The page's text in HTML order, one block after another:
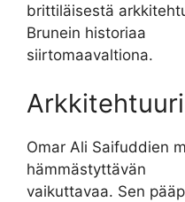
brittiläisestä
Brunein historiaa
siirtomaavaltiona.
Arkkitehtuuri
Omar Ali Saifuddien
hämmästyttävän
vaikuttavaa. Sen